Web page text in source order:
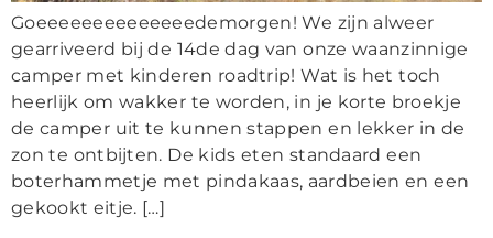
Goeeeeeeeeeeeeeedemorgen! We zijn alweer
gearriveerd bij de 14de dag van onze waanzinnige
camper met kinderen roadtrip! Wat is het toch
heerlijk om wakker te worden, in je korte broekje
de camper uit te kunnen stappen en lekker in de
zon te ontbijten. De kids eten standaard een
boterhammetje met pindakaas, aardbeien en een
gekookt eitje. […]